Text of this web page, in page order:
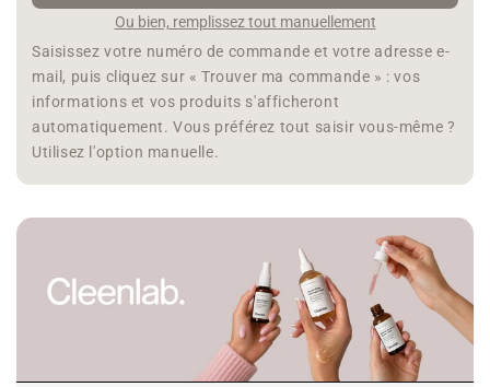
Ou bien, remplissez tout manuellement
Saisissez votre numéro de commande et votre adresse e-
mail, puis cliquez sur « Trouver ma commande » : vos
informations et vos produits s'afficheront
automatiquement. Vous préférez tout saisir vous-même ?
Utilisez l'option manuelle.